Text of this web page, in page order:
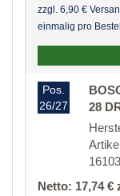
zzgl. 6,90 €
einmalig pro
Pos.
26/27
28
Netto: 17,74 €